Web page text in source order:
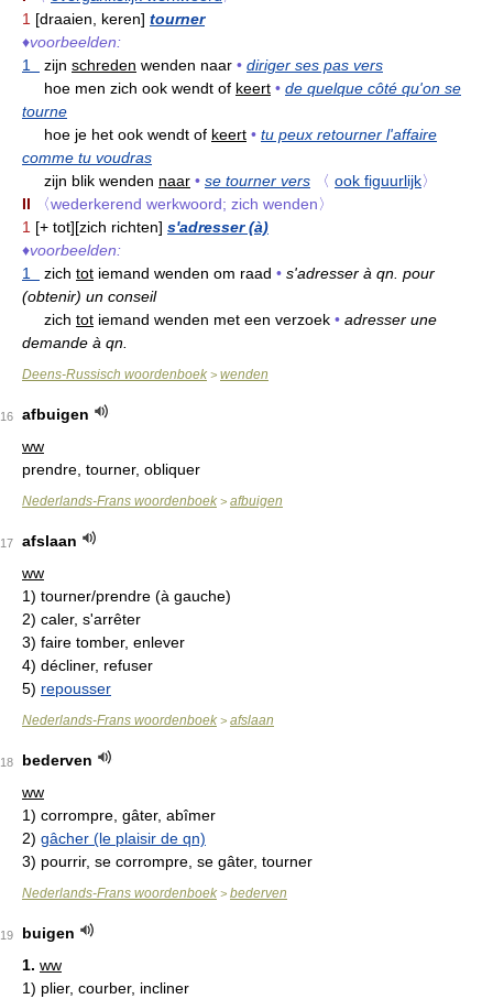
1 [draaien, keren] tourner
♦voorbeelden:
1
zijn schreden wenden naar • diriger ses pas vers
hoe men zich ook wendt of keert • de quelque côté qu'on se
tourne
hoe je het ook wendt of keert • tu peux retourner l'affaire
comme tu voudras
zijn blik wenden naar • se tourner vers 〈 ook figuurlijk〉
II
〈wederkerend werkwoord; zich wenden〉
1 [+ tot][zich richten] s'adresser (à)
♦voorbeelden:
1
zich tot iemand wenden om raad • s'adresser à qn. pour
(obtenir) un conseil
zich tot iemand wenden met een verzoek • adresser une
demande à qn.
Deens-Russisch woordenboek > wenden
16
afbuigen
ww
prendre, tourner, obliquer
Nederlands-Frans woordenboek > afbuigen
17
afslaan
ww
1) tourner/prendre (à gauche)
2) caler, s'arrêter
3) faire tomber, enlever
4) décliner, refuser
5) repousser
Nederlands-Frans woordenboek > afslaan
18
bederven
ww
1) corrompre, gâter, abîmer
2) gâcher (le plaisir de qn)
3) pourrir, se corrompre, se gâter, tourner
Nederlands-Frans woordenboek > bederven
19
buigen
1. ww
1) plier, courber, incliner